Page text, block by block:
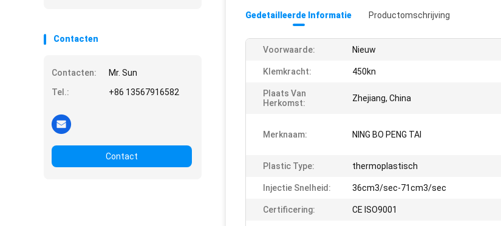
Contacten
Contacten:
Mr. Sun
Tel.:
+86 13567916582
Contact
Gedetailleerde Informatie Productomschrijving
Voorwaarde: Nieuw
Klemkracht: 450kn
Plaats Van
Herkomst:
Zhejiang, China
Merknaam: NING BO PENG TAI
Plastic Type: thermoplastisch
Injectie Snelheid: 36cm3/sec-71cm3/sec
Certificering: CE ISO9001